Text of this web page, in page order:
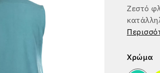
Χρώμα
Ζεστό